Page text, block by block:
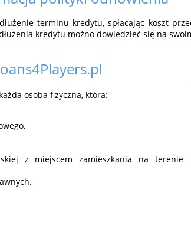
terminu kredytu, spłacając koszt
kredytu możno dowiedzieć się na
osoba fizyczna, która:
z miejscem zamieszkania na terenie